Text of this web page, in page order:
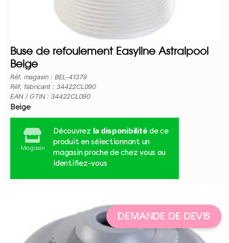
Buse de refoulement Easyline Astralpool
Beige
Réf. magasin : BEL-41379
Réf. fabricant : 34422CL090
EAN / GTIN : 34422CL090
Beige
Magasin
Découvrez la disponibilité de ce
produit en sélectionnant un
magasin proche de chez vous ou
identifiez-vous
DEMANDE DE DEVIS